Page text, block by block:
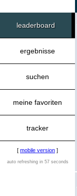
leaderboard
ergebnisse
suchen
meine favoriten
tracker
[ mobile version ]
auto refreshing in 57 seconds